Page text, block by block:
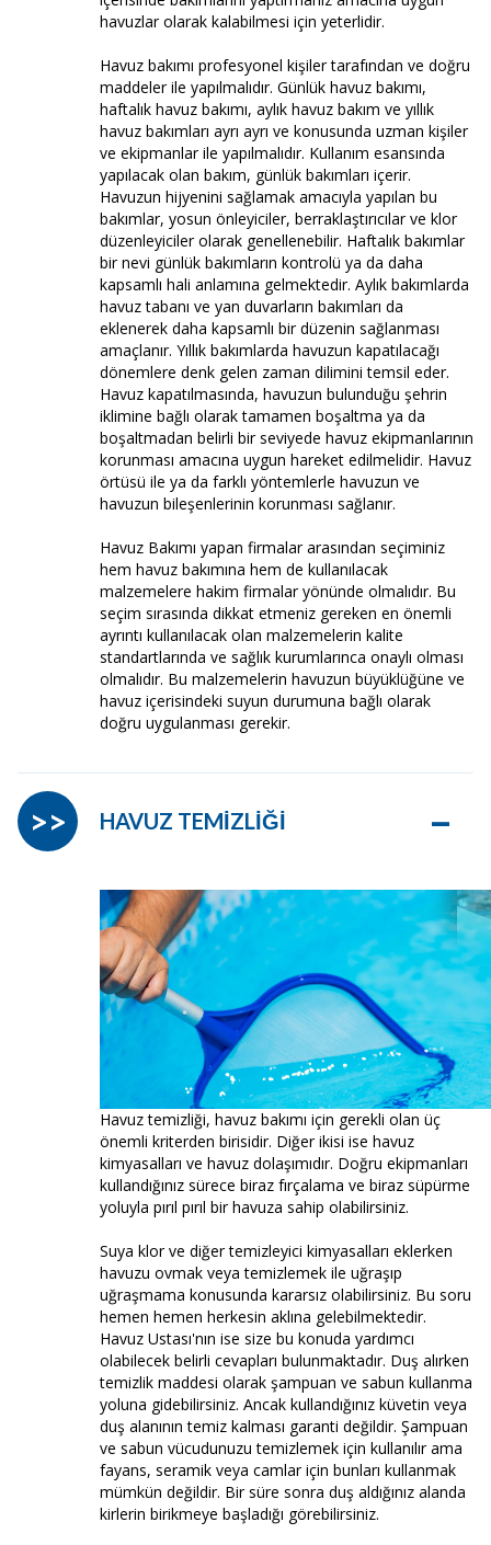
havuzlar olarak kalabilmesi için yeterlidir.
Havuz bakımı profesyonel kişiler tarafından ve doğru
maddeler ile yapılmalıdır. Günlük havuz bakımı,
haftalık havuz bakımı, aylık havuz bakım ve yıllık
havuz bakımları ayrı ayrı ve konusunda uzman kişiler
ve ekipmanlar ile yapılmalıdır. Kullanım esansında
yapılacak olan bakım, günlük bakımları içerir.
Havuzun hijyenini sağlamak amacıyla yapılan bu
bakımlar, yosun önleyiciler, berraklaştırıcılar ve klor
düzenleyiciler olarak genellenebilir. Haftalık bakımlar
bir nevi günlük bakımların kontrolü ya da daha
kapsamlı hali anlamına gelmektedir. Aylık bakımlarda
havuz tabanı ve yan duvarların bakımları da
eklenerek daha kapsamlı bir düzenin sağlanması
amaçlanır. Yıllık bakımlarda havuzun kapatılacağı
dönemlere denk gelen zaman dilimini temsil eder.
Havuz kapatılmasında, havuzun bulunduğu şehrin
iklimine bağlı olarak tamamen boşaltma ya da
boşaltmadan belirli bir seviyede havuz ekipmanlarının
korunması amacına uygun hareket edilmelidir. Havuz
örtüsü ile ya da farklı yöntemlerle havuzun ve
havuzun bileşenlerinin korunması sağlanır.
Havuz Bakımı yapan firmalar arasından seçiminiz
hem havuz bakımına hem de kullanılacak
malzemelere hakim firmalar yönünde olmalıdır. Bu
seçim sırasında dikkat etmeniz gereken en önemli
ayrıntı kullanılacak olan malzemelerin kalite
standartlarında ve sağlık kurumlarınca onaylı olması
olmalıdır. Bu malzemelerin havuzun büyüklüğüne ve
havuz içerisindeki suyun durumuna bağlı olarak
doğru uygulanması gerekir.
HAVUZ TEMİZLİĞİ –
>>
Havuz temizliği, havuz bakımı için gerekli olan üç
önemli kriterden birisidir. Diğer ikisi ise havuz
kimyasalları ve havuz dolaşımıdır. Doğru ekipmanları
kullandığınız sürece biraz fırçalama ve biraz süpürme
yoluyla pırıl pırıl bir havuza sahip olabilirsiniz.
Suya klor ve diğer temizleyici kimyasalları eklerken
havuzu ovmak veya temizlemek ile uğraşıp
uğraşmama konusunda kararsız olabilirsiniz. Bu soru
hemen hemen herkesin aklına gelebilmektedir.
Havuz Ustası'nın ise size bu konuda yardımcı
olabilecek belirli cevapları bulunmaktadır. Duş alırken
temizlik maddesi olarak şampuan ve sabun kullanma
yoluna gidebilirsiniz. Ancak kullandığınız küvetin veya
duş alanının temiz kalması garanti değildir. Şampuan
ve sabun vücudunuzu temizlemek için kullanılır ama
fayans, seramik veya camlar için bunları kullanmak
mümkün değildir. Bir süre sonra duş aldığınız alanda
kirlerin birikmeye başladığı görebilirsiniz.